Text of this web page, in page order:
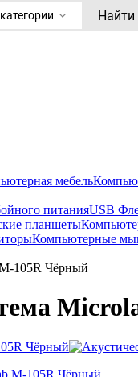
Найти
мебель
питанияUSB
планшеты
Компьютерные
105R Чёрный